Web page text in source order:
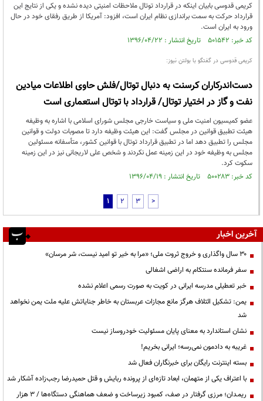
کریمی قدوسی بابیان اینکه در قرارداد توتال ملاحظات امنیتی دیده نشده و یکی از نتایج این
قرارداد حرکت به سمت براندازی نظام ایران است، افزود: آمریکا از طریق رفقای خود در حال
ورود به ایران است.
کد خبر: ۵۰۱۵۴۲ تاریخ انتشار : ۱۳۹۶/۰۴/۲۲
کریمی قدوسی در گفتگو با بولتن نیوز:
دست‌اندرکاران کرسنت به دنبال توتال/فلش حاوی اطلاعات میادین
نفت و گاز در اختیار توتال/ قرارداد با توتال استعماری است
عضو کمیسیون امنیت ملی و سیاست خارجی مجلس شورای اسلامی با اشاره به وظیفه
هیئت تطبیق قوانین در مجلس گفت: این هیئت وظیفه دارد تا مصوبات دولت و قوانین
مجلس را تطبیق دهد اما در تطبیق قرارداد توتال با قوانین کشور، متأسفانه مسئولین
مجلس به وظیفه خود در این زمینه عمل نکردند و شخص علی لاریجانی نیز در این زمینه
سکوت کرد.
کد خبر: ۵۰۰۲۸۳ تاریخ انتشار : ۱۳۹۶/۰۴/۱۹
1 2 3 >
آخرین اخبار
۳۰ سال واگذاری و خروج ثروت ملی؛ «مرا به خیر تو امید نیست، شر مرسان»
سفر فرمانده سنتکام به اراضی اشغالی
خبر تعطیلی مدرسه ایرانی در کویت به صورت رسمی اعلام نشده
یمن: تشکیل ائتلاف هرگز مانع مجازات عربستان به خاطر جنایاتش علیه ملت یمن نخواهد
شد
نشان استاندارد به معنای پایان مسئولیت خودروساز نیست
غریبه به دادمون نمی‌رسه؛ ایرانی بخریم!
بسته اینترنت رایگان برای خبرنگاران فعال شد
با اعتراف یکی از متهمان، ابعاد تازه‌ای از پرونده ربایش و قتل حمیدرضا رجب‌زاده آشکار شد
ریمـدان؛ مرزی گرفتار در صف، کمبود زیرساخت و ضعف هماهنگی دستگاه‌ها / ۳ هزار